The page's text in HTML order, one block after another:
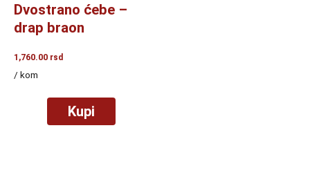
Dvostrano ćebe –
drap braon
1,760.00 rsd
/ kom
Kupi